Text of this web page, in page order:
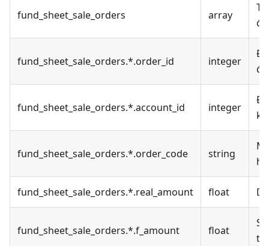
fund_sheet_sale_orders array
fund_sheet_sale_orders.*.order_id integer
fund_sheet_sale_orders.*.account_id integer
fund_sheet_sale_orders.*.order_code string
fund_sheet_sale_orders.*.real_amount float
fund_sheet_sale_orders.*.f_amount float